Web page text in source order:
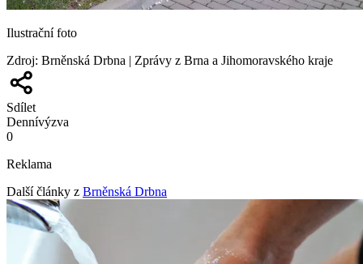
Ilustrační foto
Zdroj: Brněnská Drbna | Zprávy z Brna a Jihomoravského kraje
Sdílet
Dennívýzva
0
Reklama
Další články z Brněnská Drbna